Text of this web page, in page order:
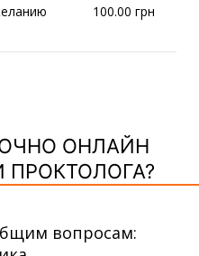
100.00 грн
ОНЛАЙН
ПРОКТОЛОГА?
вопросам: